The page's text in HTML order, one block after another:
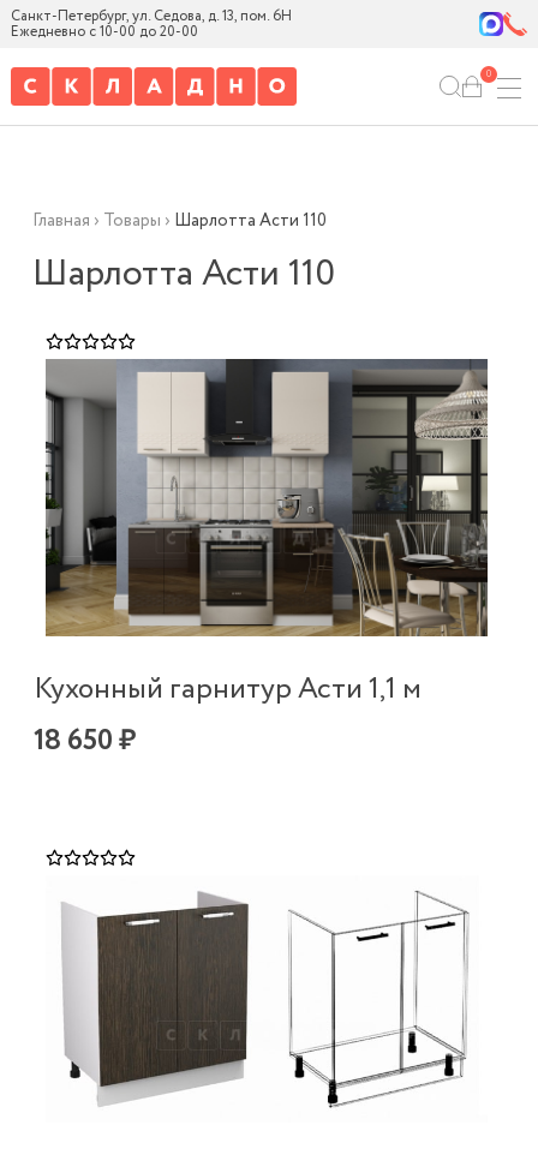
Санкт-Петербург, ул. Седова, д. 13, пом. 6Н
Ежедневно с 10-00 до 20-00
0
Главная › Товары › Шарлотта Асти 110
Шарлотта Асти 110
Кухонный гарнитур Асти 1,1 м
18 650 ₽